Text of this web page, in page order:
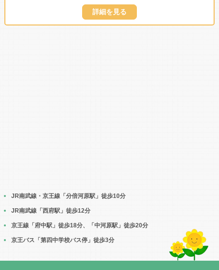
詳細を見る
JR南武線・京王線「分倍河原駅」徒歩10分
JR南武線「西府駅」徒歩12分
京王線「府中駅」徒歩18分、「中河原駅」徒歩20分
京王バス「第四中学校バス停」徒歩3分